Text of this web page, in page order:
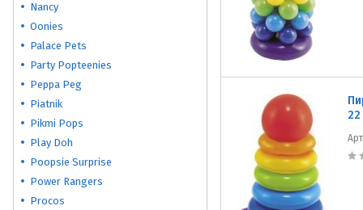
Nancy
Oonies
Palace Pets
Party Popteenies
Peppa Peg
Piatnik
Pikmi Pops
Play Doh
Poopsie Surprise
Power Rangers
Procos
22